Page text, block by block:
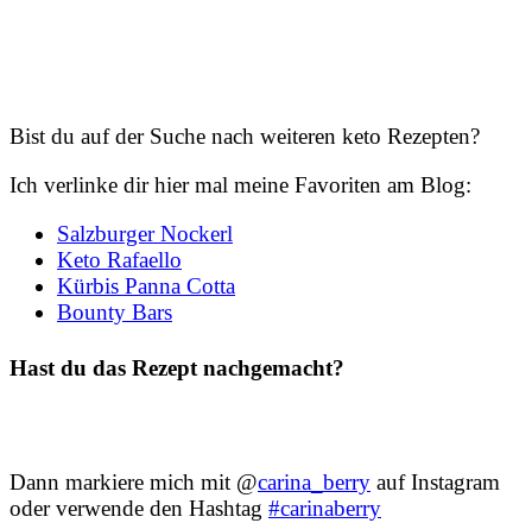
Bist du auf der Suche nach weiteren keto Rezepten?
Ich verlinke dir hier mal meine Favoriten am Blog:
Salzburger Nockerl
Keto Rafaello
Kürbis Panna Cotta
Bounty Bars
Hast du das Rezept nachgemacht?
Dann markiere mich mit @carina_berry auf Instagram
oder verwende den Hashtag #carinaberry